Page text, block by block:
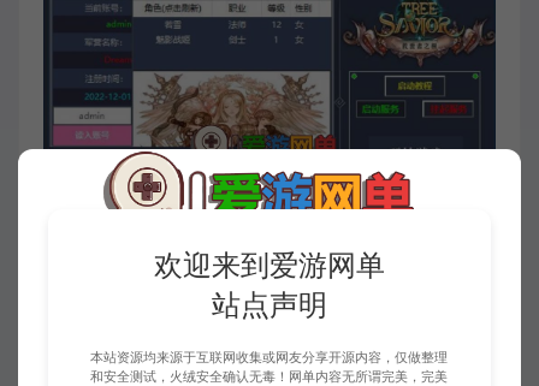
欢迎来到爱游网单
站点声明
本站资源均来源于互联网收集或网友分享开源内容，仅做整理
和安全测试，火绒安全确认无毒！网单内容无所谓完美，完美